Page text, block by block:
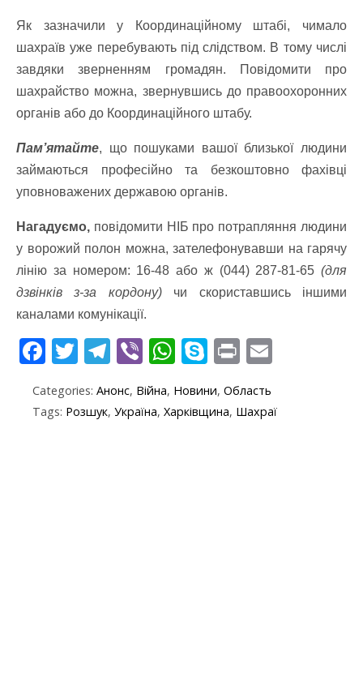
Як зазначили у Координаційному штабі, чимало
шахраїв уже перебувають під слідством. В тому числі
завдяки зверненням громадян. Повідомити про
шахрайство можна, звернувшись до правоохоронних
органів або до Координаційного штабу.
Пам’ятайте, що пошуками вашої близької людини
займаються професійно та безкоштовно фахівці
уповноважених державою органів.
Нагадуємо, повідомити НІБ про потрапляння людини
у ворожий полон можна, зателефонувавши на гарячу
лінію за номером: 16-48 або ж (044) 287-81-65 (для
дзвінків з-за кордону)чи скориставшись іншими
каналами комунікації.
F
e
b
T
itt
er
T
e
gr
Vi
b
er
W
at
s
S
y
p
Pr
t ai
Categories: Анонс, Війна, Новини, Область
Tags: Розшук, Україна, Харківщина, Шахраї